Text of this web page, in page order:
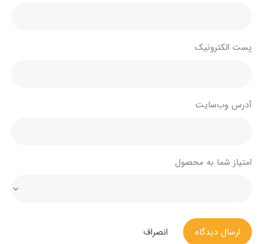
پست الکترونیک
آدرس وب‌سایت
امتیاز شما به محصول
ارسال دیدگاه انصراف